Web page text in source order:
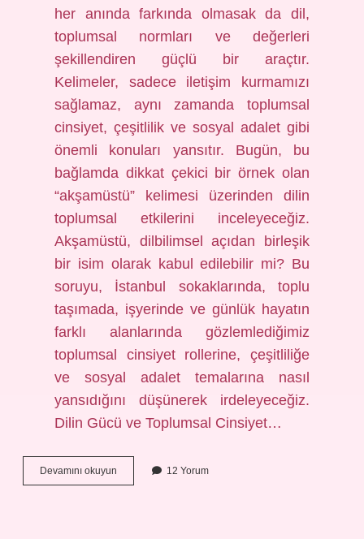
her anında farkında olmasak da dil,
toplumsal normları ve değerleri
şekillendiren güçlü bir araçtır.
Kelimeler, sadece iletişim kurmamızı
sağlamaz, aynı zamanda toplumsal
cinsiyet, çeşitlilik ve sosyal adalet gibi
önemli konuları yansıtır. Bugün, bu
bağlamda dikkat çekici bir örnek olan
“akşamüstü” kelimesi üzerinden dilin
toplumsal etkilerini inceleyeceğiz.
Akşamüstü, dilbilimsel açıdan birleşik
bir isim olarak kabul edilebilir mi? Bu
soruyu, İstanbul sokaklarında, toplu
taşımada, işyerinde ve günlük hayatın
farklı alanlarında gözlemlediğimiz
toplumsal cinsiyet rollerine, çeşitliliğe
ve sosyal adalet temalarına nasıl
yansıdığını düşünerek irdeleyeceğiz.
Dilin Gücü ve Toplumsal Cinsiyet…
Devamını okuyun Akşamüstü
birleşik
12 Yorum